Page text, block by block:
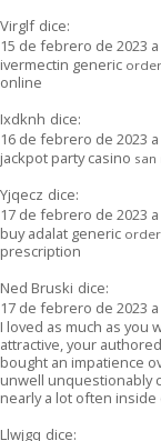
Virglf dice:
15 de febrero de 2023 a
ivermectin generic
online
Ixdknh dice:
16 de febrero de 2023 a
jackpot party casino san
Yjqecz dice:
17 de febrero de 2023 a
buy adalat generic
prescription
Ned Bruski dice:
17 de febrero de 2023 a
I loved as much as you
attractive, your
bought an impatience
unwell unquestionably
nearly a lot often
Llwjgq dice: